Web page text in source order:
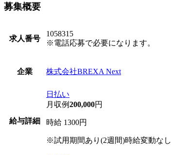
募集概要
求人番号
1058315
※電話応募で必要になります。
企業 株式会社BREXA Next
給与詳細
日払い
月収例200,000円
時給 1300円
※試用期間あり(2週間)時給変動なし